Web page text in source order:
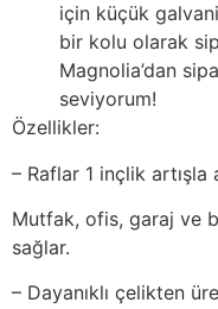
için küçük
bir kolu olarak
Magnolia’dan
seviyorum!
Özellikler:
– Raflar 1 inçlik artışla
Mutfak, ofis, garaj ve
sağlar.
– Dayanıklı çelikten